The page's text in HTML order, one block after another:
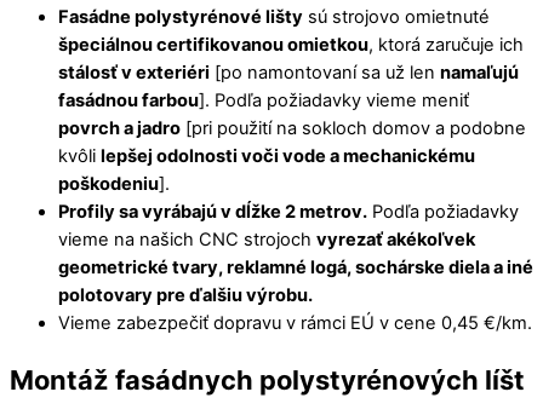
Fasádne polystyrénové lišty sú strojovo omietnuté
špeciálnou certifikovanou omietkou, ktorá zaručuje ich
stálosť v exteriéri [po namontovaní sa už len namaľujú
fasádnou farbou]. Podľa požiadavky vieme meniť
povrch a jadro [pri použití na sokloch domov a podobne
kvôli lepšej odolnosti voči vode a mechanickému
poškodeniu].
Profily sa vyrábajú v dĺžke 2 metrov. Podľa požiadavky
vieme na našich CNC strojoch vyrezať akékoľvek
geometrické tvary, reklamné logá, sochárske diela a iné
polotovary pre ďalšiu výrobu.
Vieme zabezpečiť dopravu v rámci EÚ v cene 0,45 €/km.
Montáž fasádnych polystyrénových líšt